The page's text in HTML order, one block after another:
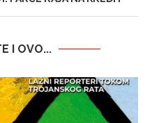
I OVO...